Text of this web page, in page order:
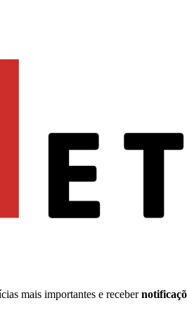
mais importantes e receber